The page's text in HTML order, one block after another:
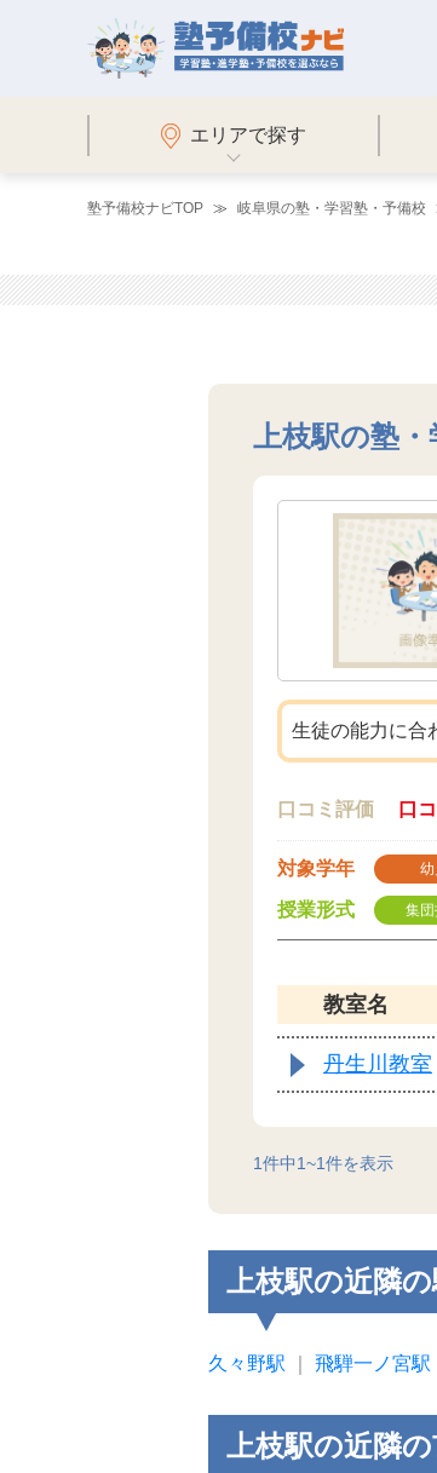
エリアで探す
塾予備校ナビTOP 岐阜県の塾・学習塾・予備校
上枝駅の塾
生徒の能力に合
口コミ評価 口
対象学年
授業形式 集
教室名
丹生川教室
1件中1~1件を表示
上枝駅の近隣
久々野駅 飛騨一ノ宮駅
上枝駅の近隣